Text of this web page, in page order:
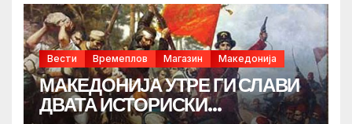
Вести Времеплов Магазин Македонија
МАКЕДОНИЈА УТРЕ ГИ СЛАВИ
ДВАТА ИСТОРИСКИ